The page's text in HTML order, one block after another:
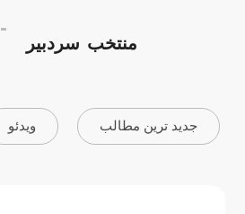
منتخب سردبیر
جدید ترین مطالب ویدئو